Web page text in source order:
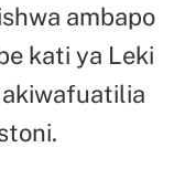
ambapo
kati ya Leki